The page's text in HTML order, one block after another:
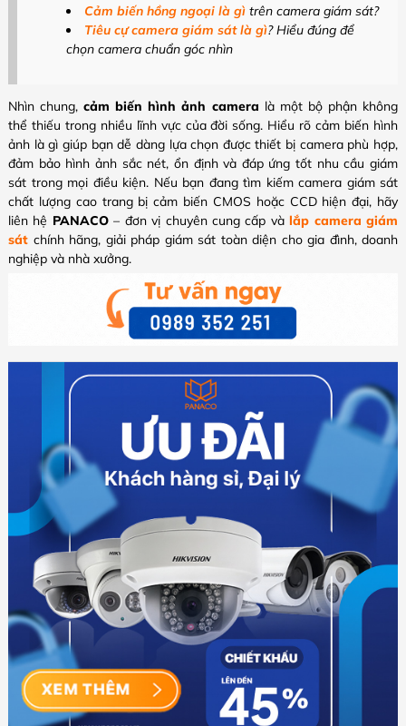
Cảm biến hồng ngoại là gì trên camera giám sát?
Tiêu cự camera giám sát là gì? Hiểu đúng để
chọn camera chuẩn góc nhìn
Nhìn chung, cảm biến hình ảnh camera là một bộ phận không
thể thiếu trong nhiều lĩnh vực của đời sống. Hiểu rõ cảm biến hình
ảnh là gì giúp bạn dễ dàng lựa chọn được thiết bị camera phù hợp,
đảm bảo hình ảnh sắc nét, ổn định và đáp ứng tốt nhu cầu giám
sát trong mọi điều kiện. Nếu bạn đang tìm kiếm camera giám sát
chất lượng cao trang bị cảm biến CMOS hoặc CCD hiện đại, hãy
liên hệ PANACO– đơn vị chuyên cung cấp vàlắp camera giám
sát chính hãng, giải pháp giám sát toàn diện cho gia đình, doanh
nghiệp và nhà xưởng.